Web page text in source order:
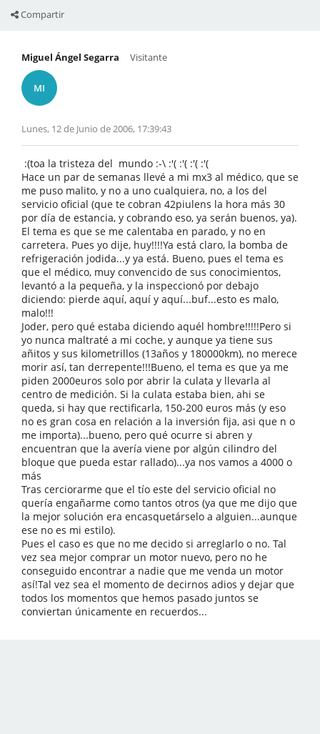
Compartir
Miguel Ángel Segarra
MI
Visitante
Lunes, 12 de Junio de 2006, 17:39:43
:(toa la tristeza del mundo :-\ :'( :'( :'( :'(
Hace un par de semanas llevé a mi mx3 al médico, que se
me puso malito, y no a uno cualquiera, no, a los del
servicio oficial (que te cobran 42piulens la hora más 30
por día de estancia, y cobrando eso, ya serán buenos, ya).
El tema es que se me calentaba en parado, y no en
carretera. Pues yo dije, huy!!!!Ya está claro, la bomba de
refrigeración jodida...y ya está. Bueno, pues el tema es
que el médico, muy convencido de sus conocimientos,
levantó a la pequeña, y la inspeccionó por debajo
diciendo: pierde aquí, aquí y aquí...buf...esto es malo,
malo!!!
Joder, pero qué estaba diciendo aquél hombre!!!!!Pero si
yo nunca maltraté a mi coche, y aunque ya tiene sus
añitos y sus kilometrillos (13años y 180000km), no merece
morir así, tan derrepente!!!Bueno, el tema es que ya me
piden 2000euros solo por abrir la culata y llevarla al
centro de medición. Si la culata estaba bien, ahi se
queda, si hay que rectificarla, 150-200 euros más (y eso
no es gran cosa en relación a la inversión fija, asi que n o
me importa)...bueno, pero qué ocurre si abren y
encuentran que la avería viene por algún cilindro del
bloque que pueda estar rallado)...ya nos vamos a 4000 o
más
Tras cerciorarme que el tío este del servicio oficial no
quería engañarme como tantos otros (ya que me dijo que
la mejor solución era encasquetárselo a alguien...aunque
ese no es mi estilo).
Pues el caso es que no me decido si arreglarlo o no. Tal
vez sea mejor comprar un motor nuevo, pero no he
conseguido encontrar a nadie que me venda un motor
así!Tal vez sea el momento de decirnos adios y dejar que
todos los momentos que hemos pasado juntos se
conviertan únicamente en recuerdos...